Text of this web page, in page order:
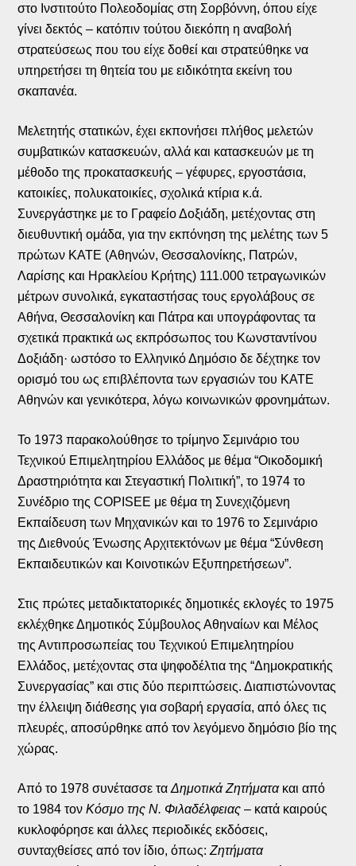
στο Ινστιτούτο Πολεοδομίας στη Σορβόννη, όπου είχε
γίνει δεκτός – κατόπιν τούτου διεκόπη η αναβολή
στρατεύσεως που του είχε δοθεί και στρατεύθηκε να
υπηρετήσει τη θητεία του με ειδικότητα εκείνη του
σκαπανέα.
Μελετητής στατικών, έχει εκπονήσει πλήθος μελετών
συμβατικών κατασκευών, αλλά και κατασκευών με τη
μέθοδο της προκατασκευής – γέφυρες, εργοστάσια,
κατοικίες, πολυκατοικίες, σχολικά κτίρια κ.ά.
Συνεργάστηκε με το Γραφείο Δοξιάδη, μετέχοντας στη
διευθυντική ομάδα, για την εκπόνηση της μελέτης των 5
πρώτων ΚΑΤΕ (Αθηνών, Θεσσαλονίκης, Πατρών,
Λαρίσης και Ηρακλείου Κρήτης) 111.000 τετραγωνικών
μέτρων συνολικά, εγκαταστήσας τους εργολάβους σε
Αθήνα, Θεσσαλονίκη και Πάτρα και υπογράφοντας τα
σχετικά πρακτικά ως εκπρόσωπος του Κωνσταντίνου
Δοξιάδη· ωστόσο το Ελληνικό Δημόσιο δε δέχτηκε τον
ορισμό του ως επιβλέποντα των εργασιών του ΚΑΤΕ
Αθηνών και γενικότερα, λόγω κοινωνικών φρονημάτων.
Το 1973 παρακολούθησε το τρίμηνο Σεμινάριο του
Τεχνικού Επιμελητηρίου Ελλάδος με θέμα “Οικοδομική
Δραστηριότητα και Στεγαστική Πολιτική”, το 1974 το
Συνέδριο της COPISEE με θέμα τη Συνεχιζόμενη
Εκπαίδευση των Μηχανικών και το 1976 το Σεμινάριο
της Διεθνούς Ένωσης Αρχιτεκτόνων με θέμα “Σύνθεση
Εκπαιδευτικών και Κοινοτικών Εξυπηρετήσεων”.
Στις πρώτες μεταδικτατορικές δημοτικές εκλογές το 1975
εκλέχθηκε Δημοτικός Σύμβουλος Αθηναίων και Μέλος
της Αντιπροσωπείας του Τεχνικού Επιμελητηρίου
Ελλάδος, μετέχοντας στα ψηφοδέλτια της “Δημοκρατικής
Συνεργασίας” και στις δύο περιπτώσεις. Διαπιστώνοντας
την έλλειψη διάθεσης για σοβαρή εργασία, από όλες τις
πλευρές, αποσύρθηκε από τον λεγόμενο δημόσιο βίο της
χώρας.
Από το 1978 συνέτασσε ταΔημοτικά Ζητήματακαι από
το 1984 τονΚόσμο της Ν. Φιλαδέλφειας – κατά καιρούς
κυκλοφόρησε και άλλες περιοδικές εκδόσεις,
συνταχθείσες από τον ίδιο, όπως:Ζητήματα